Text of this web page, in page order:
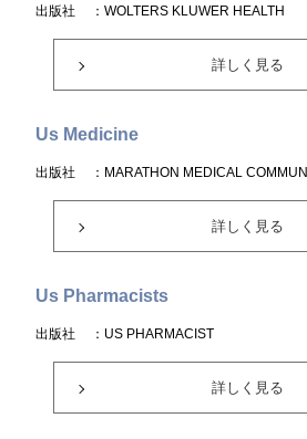
出版社 ：WOLTERS KLUWER HEALTH
詳しく見る
Us Medicine
出版社 ：MARATHON MEDICAL
詳しく見る
Us Pharmacists
出版社 ：US PHARMACIST
詳しく見る